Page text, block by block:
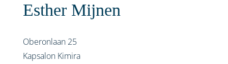
Esther Mijnen
Oberonlaan 25
Kapsalon Kimira